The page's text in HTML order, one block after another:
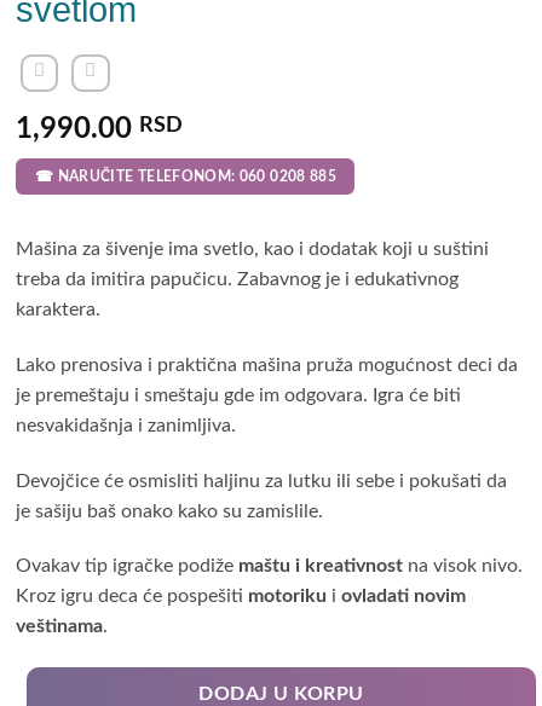
svetlom
1,990.00 RSD
☎ NARUČITE TELEFONOM: 060 0208 885
Mašina za šivenje ima svetlo, kao i dodatak koji u suštini
treba da imitira papučicu. Zabavnog je i edukativnog
karaktera.
Lako prenosiva i praktična mašina pruža mogućnost deci da
je premeštaju i smeštaju gde im odgovara. Igra će biti
nesvakidašnja i zanimljiva.
Devojčice će osmisliti haljinu za lutku ili sebe i pokušati da
je sašiju baš onako kako su zamislile.
Ovakav tip igračke podiže maštu i kreativnost na visok nivo.
Kroz igru deca će pospešiti motoriku iovladati novim
veštinama.
DODAJ U KORPU